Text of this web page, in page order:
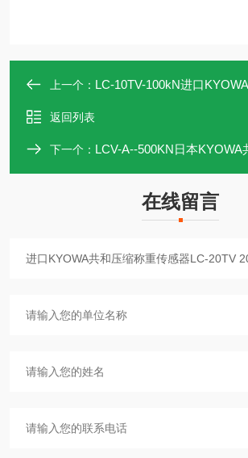
上一个： LC-10TV-100kN进口KYOWA共和压缩称重
返回列表
下一个： LCV-A--500KN日本KYOWA共和LCV-A-
在线留言